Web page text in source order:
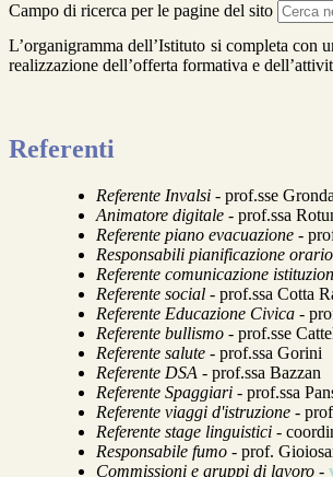
Campo di ricerca per le pagine del sito
L’organigramma dell’Istituto si completa
realizzazione dell’offerta formativa e
Referenti
Referente Invalsi - prof.sse
Animatore digitale - prof.ssa
Referente piano evacuazione -
Responsabili pianificazione orario
Referente comunicazione
Referente social - prof.ssa Cotta
Referente Educazione Civica -
Referente bullismo - prof.sse
Referente salute - prof.ssa Gorini
Referente DSA - prof.ssa Bazzan
Referente Spaggiari - prof.ssa
Referente viaggi d'istruzione -
Referente stage linguistici -
Responsabile fumo - prof.
Commissioni e gruppi di lavoro -